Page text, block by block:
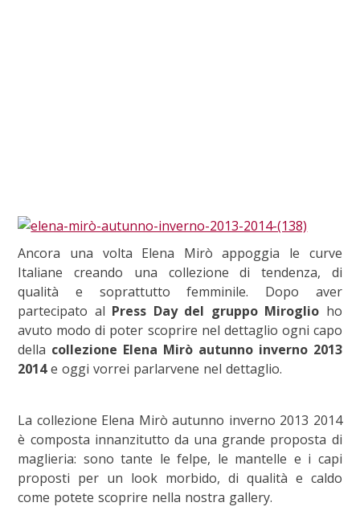
Ancora una volta Elena Mirò appoggia le curve
Italiane creando una collezione di tendenza, di
qualità e soprattutto femminile. Dopo aver
partecipato al Press Day del gruppo Miroglio ho
avuto modo di poter scoprire nel dettaglio ogni capo
della collezione Elena Mirò autunno inverno 2013
2014e oggi vorrei parlarvene nel dettaglio.
La collezione Elena Mirò autunno inverno 2013 2014
è composta innanzitutto da una grande proposta di
maglieria: sono tante le felpe, le mantelle e i capi
proposti per un look morbido, di qualità e caldo
come potete scoprire nella nostra gallery.